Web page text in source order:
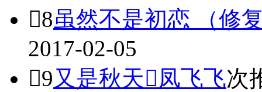
8虽然不是初恋 （修
2017-02-05
9又是秋天凤飞飞次